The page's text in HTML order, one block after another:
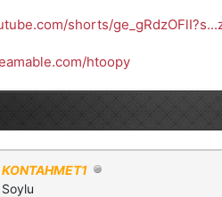
shorts/
htoopy
KONTAHMET1
Soylu